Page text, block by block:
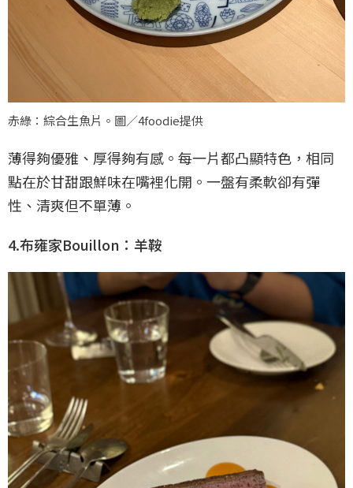
赤綠：綜合生魚片。圖／4foodie提供
薄得夠優雅、厚得夠有感。每一片都凸顯特色，相同
點在於甘甜跟鮮味在嘴裡化開。一盤有柔軟卻有彈
性、清爽但不單薄。
4.布雍家Bouillon：羊鞍